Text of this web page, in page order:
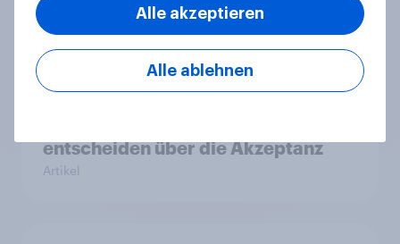
Altersvorsorge: Staatsfonds findet
entscheiden über die Akzeptanz
Artikel
Alle ablehnen
Alle akzeptieren